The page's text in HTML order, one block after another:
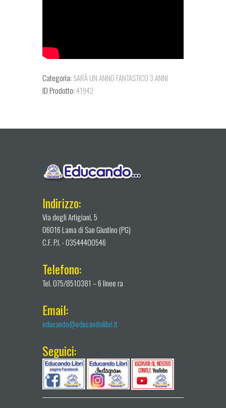
Categoria: SARÀ UN ANNO FANTASTICO 3 ANNI
ID Prodotto:41942
Indirizzo:
Via degli Artigiani, 5
06016 Lama di San Giustino (PG)
C.F. P.I. - 03544400546
Telefono:
Tel. 075/8510381 – 6 linee ra
Email:
educando@educandolibri.it
Seguici: